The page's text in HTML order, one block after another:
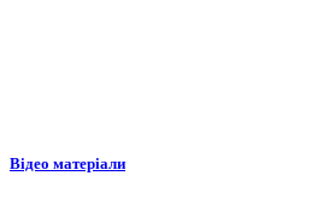
Відео матеріали